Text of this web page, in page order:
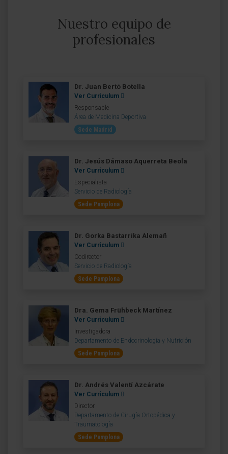
Nuestro equipo de
profesionales
Dr. Juan Bertó Botella
Ver Curriculum
Responsable
Área de Medicina Deportiva
Sede Madrid
Dr. Jesús Dámaso Aquerreta Beola
Ver Curriculum
Especialista
Servicio de Radiología
Sede Pamplona
Dr. Gorka Bastarrika Alemañ
Ver Curriculum
Codirector
Servicio de Radiología
Sede Pamplona
Dra. Gema Frühbeck Martínez
Ver Curriculum
Investigadora
Departamento de Endocrinología y Nutrición
Sede Pamplona
Dr. Andrés Valentí Azcárate
Ver Curriculum
Director
Departamento de Cirugía Ortopédica y
Traumatología
Sede Pamplona